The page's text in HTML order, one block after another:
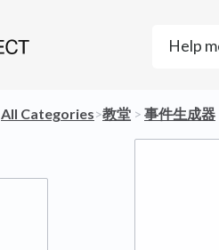
All Categories​>​​教堂 ​ > ​ ​事件生成器